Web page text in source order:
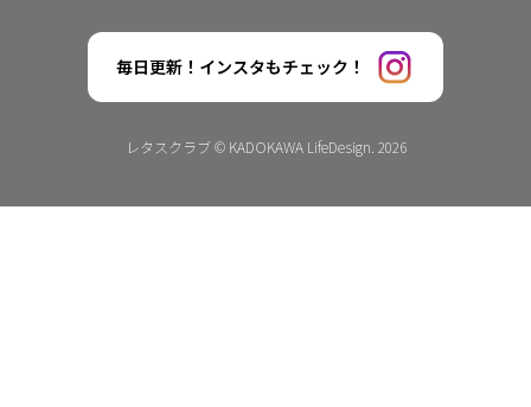
毎日更新！インスタもチェック！
レタスクラブ © KADOKAWA LifeDesign. 2026